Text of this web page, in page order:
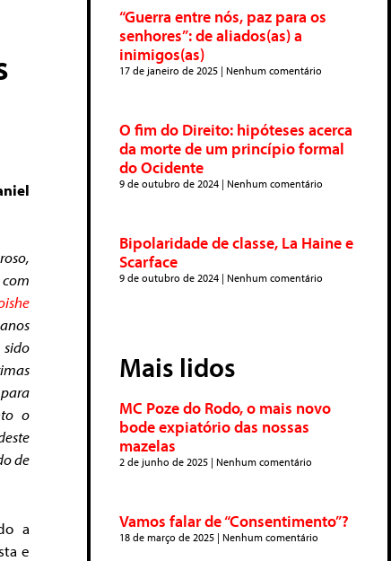
o
de
a
e
“Guerra entre nós, paz para os
senhores”: de aliados(as) a
inimigos(as)
17 de janeiro de 2025 Nenhum comentário
O fim do Direito: hipóteses acerca
da morte de um princípio formal
do Ocidente
9 de outubro de 2024 Nenhum comentário
Bipolaridade de classe, La Haine e
Scarface
9 de outubro de 2024 Nenhum comentário
Mais lidos
MC Poze do Rodo, o mais novo
bode expiatório das nossas
mazelas
2 de junho de 2025 Nenhum comentário
Vamos falar de “Consentimento”?
18 de março de 2025 Nenhum comentário